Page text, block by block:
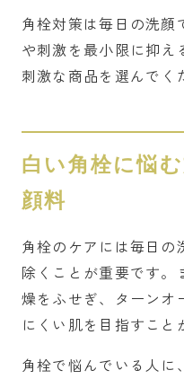
角栓対策は毎日の洗顔
や刺激を最小限に抑え
刺激な商品を選んでく
白い角栓に悩
顔料
角栓のケアには毎日の
除くことが重要です。
燥をふせぎ、ターンオ
にくい肌を目指すこと
角栓で悩んでいる人に